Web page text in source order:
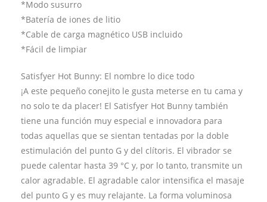
*Modo susurro
*Batería de iones de litio
*Cable de carga magnético USB incluido
*Fácil de limpiar
Satisfyer Hot Bunny: El nombre lo dice todo
¡A este pequeño conejito le gusta meterse en tu cama y
no solo te da placer! El Satisfyer Hot Bunny también
tiene una función muy especial e innovadora para
todas aquellas que se sientan tentadas por la doble
estimulación del punto G y del clítoris. El vibrador se
puede calentar hasta 39 °C y, por lo tanto, transmite un
calor agradable. El agradable calor intensifica el masaje
del punto G y es muy relajante. La forma voluminosa